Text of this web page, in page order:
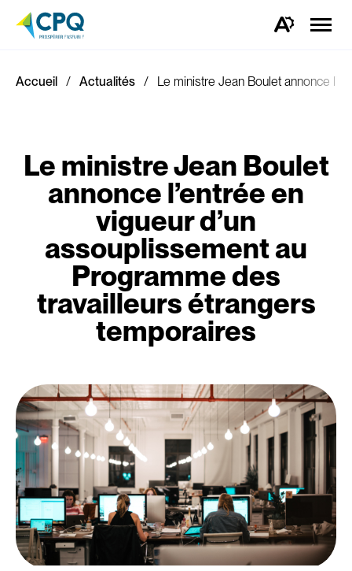
Ouvrez
d'accessibilité.
la
Accueil Actualités Le ministre Jean Boulet annonce
Le ministre Jean Boulet
annonce l’entrée en
vigueur d’un
assouplissement au
Programme des
travailleurs étrangers
temporaires